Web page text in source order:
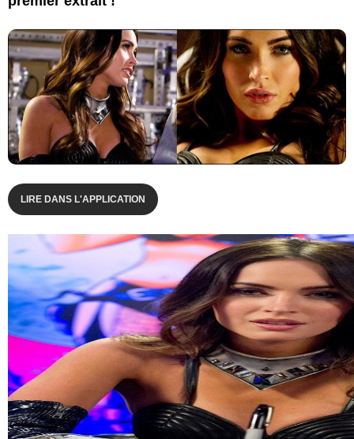
LIRE DANS L'APPLICATION